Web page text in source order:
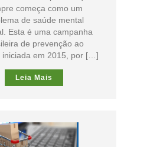
começa como um
de saúde mental
Esta é uma campanha
de prevenção ao
iniciada em 2015, por […]
Leia Mais